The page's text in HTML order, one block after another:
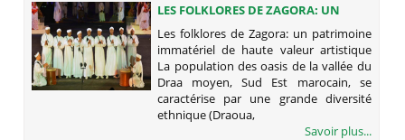
LES FOLKLORES DE ZAGORA: UN
PATRIMOINE IMMATÉRIEL DE HAUTE
VALEUR ARTISTIQUE
Les folklores de Zagora: un patrimoine
immatériel de haute valeur artistique
La population des oasis de la vallée du
Draa moyen, Sud Est marocain, se
caractérise par une grande diversité
ethnique (Draoua,
Savoir plus...